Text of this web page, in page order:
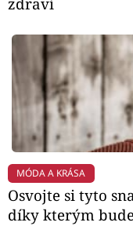
MÓDA A KRÁSA
Osvojte si tyto
díky kterým